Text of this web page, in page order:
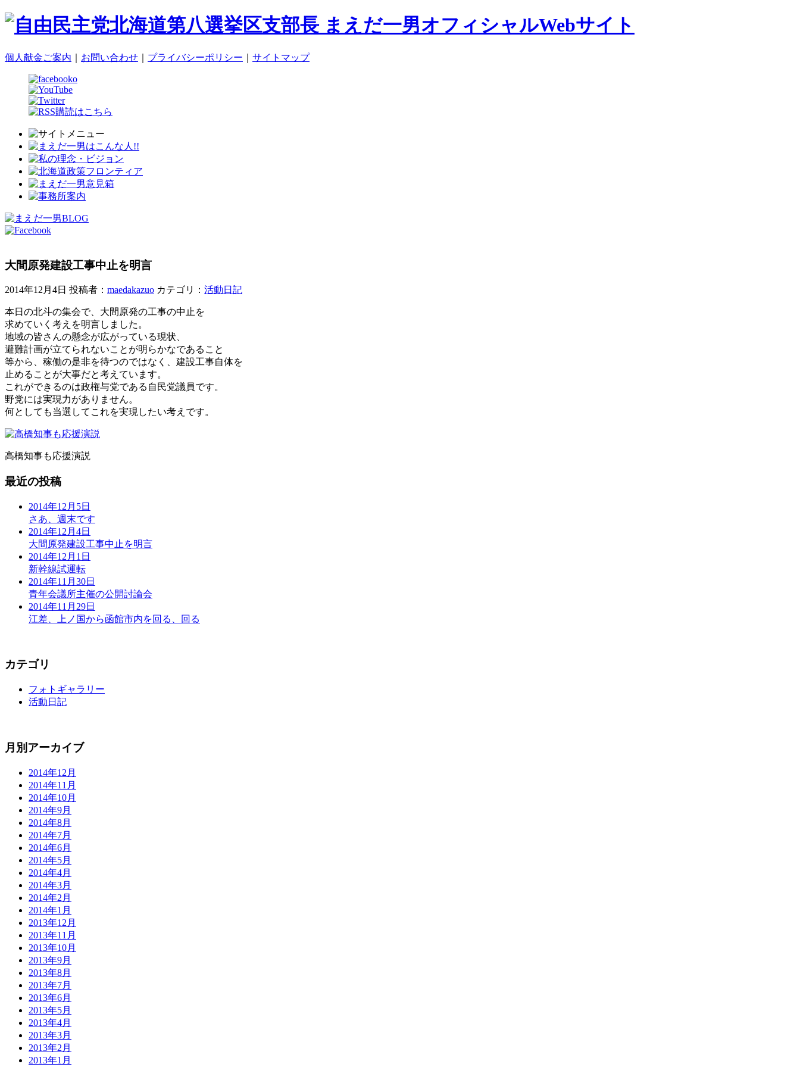
個人献金ご案内 お問い合わせ プライバシーポリシー サイトマップ
大間原発建設工事中止を明言
2014年12月4日 投稿者： maedakazuo カテゴリ： 活動日記
本日の北斗の集会で、大間原発の工事の中止を
求めていく考えを明言しました。
地域の皆さんの懸念が広がっている現状、
避難計画が立てられないことが明らかなであること
等から、稼働の是非を待つのではなく、建設工事自体を
止めることが大事だと考えています。
これができるのは政権与党である自民党議員です。
野党には実現力がありません。
何としても当選してこれを実現したい考えです。
高橋知事も応援演説
最近の投稿
2014年12月5日
さあ、週末です
2014年12月4日
大間原発建設工事中止を明言
2014年12月1日
新幹線試運転
2014年11月30日
青年会議所主催の公開討論会
2014年11月29日
江差、上ノ国から函館市内を回る、回る
カテゴリ
フォトギャラリー
活動日記
月別アーカイブ
2014年12月
2014年11月
2014年10月
2014年9月
2014年8月
2014年7月
2014年6月
2014年5月
2014年4月
2014年3月
2014年2月
2014年1月
2013年12月
2013年11月
2013年10月
2013年9月
2013年8月
2013年7月
2013年6月
2013年5月
2013年4月
2013年3月
2013年2月
2013年1月